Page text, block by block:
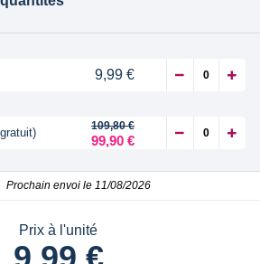
9,99 €
109,80 €
99,90 €
Prochain envoi le 11/08/2026
Prix à l'unité